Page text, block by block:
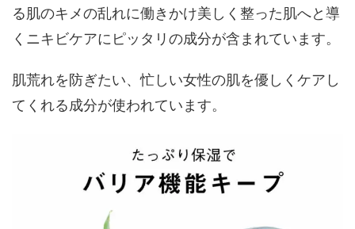
る肌のキメの乱れに働きかけ美しく整った肌へと導
くニキビケアにピッタリの成分が含まれています。
肌荒れを防ぎたい、忙しい女性の肌を優しくケアし
てくれる成分が使われています。